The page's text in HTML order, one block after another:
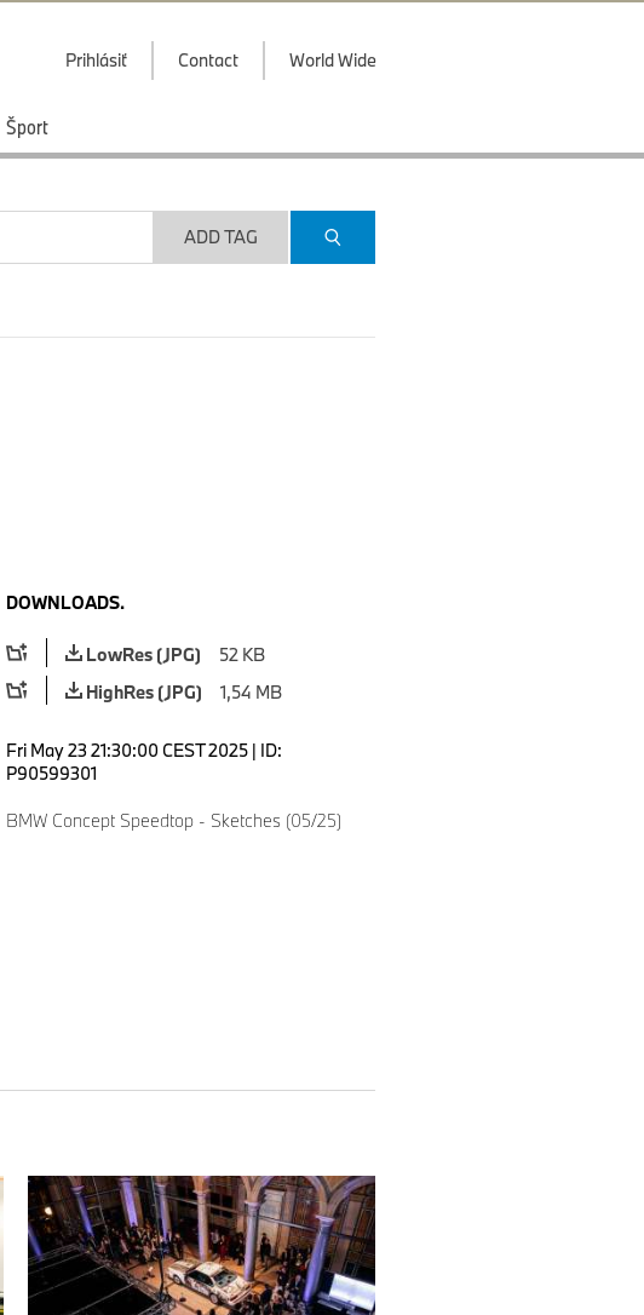
Prihlásiť Contact World Wide
Šport
ADD TAG
DOWNLOADS.
LowRes (JPG)
52 KB
HighRes (JPG)
1,54 MB
Fri May 23 21:30:00 CEST 2025 | ID:
P90599301
BMW Concept Speedtop - Sketches (05/25)